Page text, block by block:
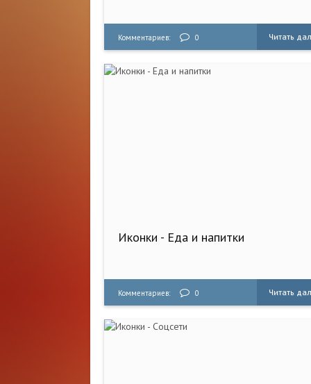
Комментариев: 0 Читать
Иконки - Еда и напитки
Комментариев: 0 Читать